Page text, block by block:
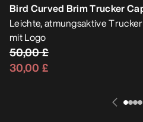
Bird Curved Brim Trucker
Leichte, atmungsaktive
mit Logo
50,00 £
30,00 £